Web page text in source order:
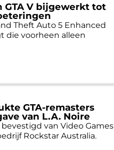
GTA V bijgewerkt tot
Theft Auto 5 Enhanced
die voorheen alleen
GTA-remasters
van L.A. Noire
van Video Games
Rockstar Australia.